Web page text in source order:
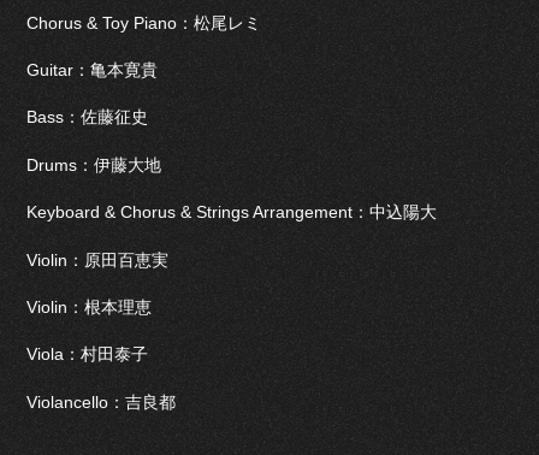
Chorus & Toy Piano：松尾レミ
Guitar：亀本寛貴
Bass：佐藤征史
Drums：伊藤大地
Keyboard & Chorus & Strings Arrangement：中込陽大
Violin：原田百恵実
Violin：根本理恵
Viola：村田泰子
Violancello：吉良都